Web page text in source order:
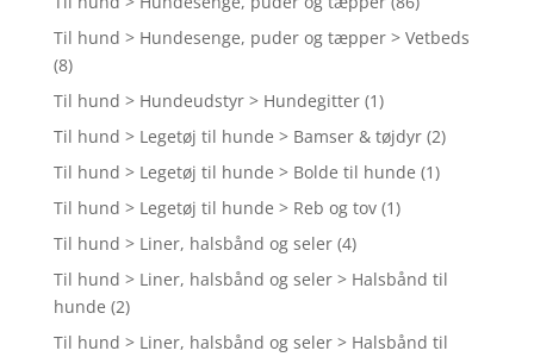
Til hund > Hundesenge, puder og tæpper > Vetbeds
(8)
Til hund > Hundeudstyr > Hundegitter (1)
Til hund > Legetøj til hunde > Bamser & tøjdyr (2)
Til hund > Legetøj til hunde > Bolde til hunde (1)
Til hund > Legetøj til hunde > Reb og tov (1)
Til hund > Liner, halsbånd og seler (4)
Til hund > Liner, halsbånd og seler > Halsbånd til
hunde (2)
Til hund > Liner, halsbånd og seler > Halsbånd til